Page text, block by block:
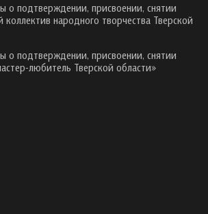
о подтверждении, присвоении, снятии
коллектив народного творчества Тверской
о подтверждении, присвоении, снятии
любитель Тверской области»